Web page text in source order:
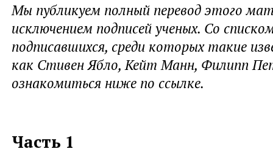
Мы публикуем полный перевод этого
исключением подписей ученых. Со
подписавшихся, среди которых такие
как Стивен Ябло, Кейт Манн, Филипп
ознакомиться ниже по ссылке.
Часть 1